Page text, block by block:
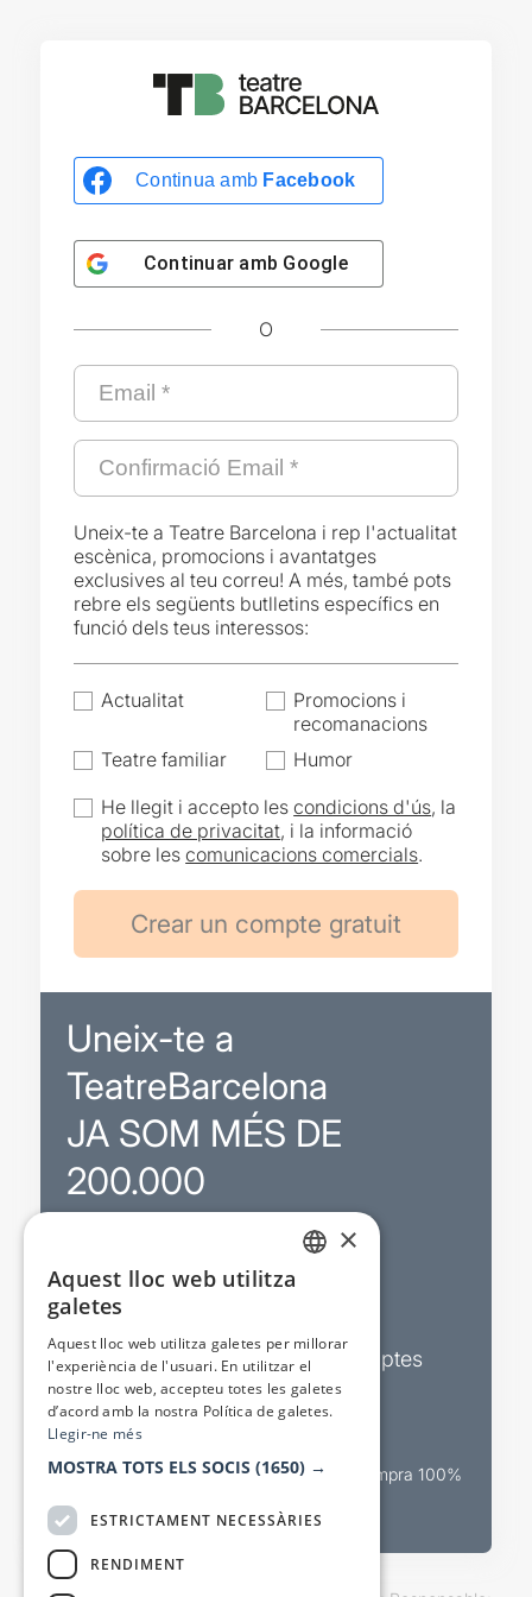
Continua amb Facebook
Continuar amb Google
O
Uneix-te a Teatre Barcelona i rep l'actualitat
escènica, promocions i avantatges
exclusives al teu correu! A més, també pots
rebre els següents butlletins específics en
funció dels teus interessos:
Actualitat
Promocions i
recomanacions
Teatre familiar
Humor
He llegit i accepto lescondicions d'ús, la
política de privacitat, i la informació
sobre lescomunicacions comercials.
Uneix-te a
TeatreBarcelona
JA SOM MÉS DE
200.000
Sortejos exclusius
Butlletins d’actualitat i descomptes
Valora espectacles
Canal oficial de venda teatral Compra 100%
×
Aquest lloc web utilitza
galetes
Aquest lloc web utilitza galetes per millorar
l'experiència de l'usuari. En utilitzar el
nostre lloc web, accepteu totes les galetes
d’acord amb la nostra Política de galetes.
Llegir-ne més
MOSTRA TOTS ELS SOCIS (1650) →
ESTRICTAMENT NECESSÀRIES
RENDIMENT